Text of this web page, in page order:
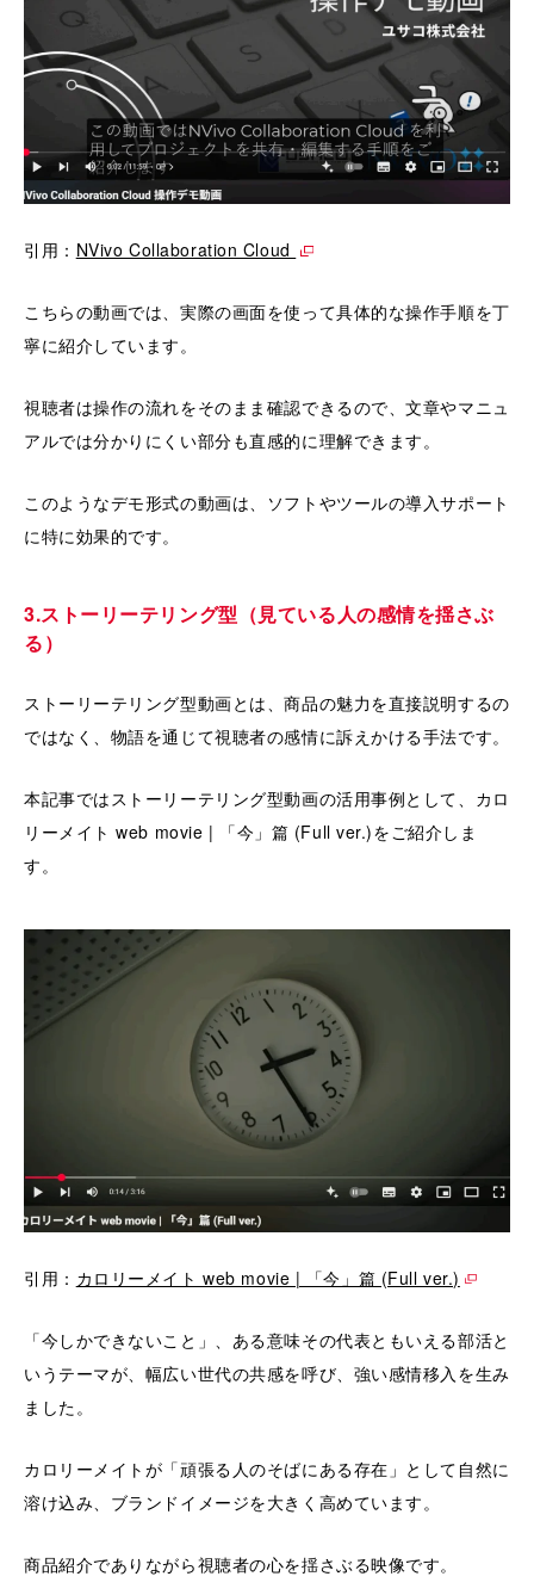
引用： NVivo Collaboration Cloud
こちらの動画では、実際の画面を使って具体的な操作手順を丁
寧に紹介しています。
視聴者は操作の流れをそのまま確認できるので、文章やマニュ
アルでは分かりにくい部分も直感的に理解できます。
このようなデモ形式の動画は、ソフトやツールの導入サポート
に特に効果的です。
3.ストーリーテリング型（見ている人の感情を揺さぶ
る）
ストーリーテリング型動画とは、商品の魅力を直接説明するの
ではなく、物語を通じて視聴者の感情に訴えかける手法です。
本記事ではストーリーテリング型動画の活用事例として、カロ
リーメイト web movie | 「今」篇 (Full ver.)をご紹介しま
す。
引用： カロリーメイト web movie | 「今」篇 (Full ver.)
「今しかできないこと」、ある意味その代表ともいえる部活と
いうテーマが、幅広い世代の共感を呼び、強い感情移入を生み
ました。
カロリーメイトが「頑張る人のそばにある存在」として自然に
溶け込み、ブランドイメージを大きく高めています。
商品紹介でありながら視聴者の心を揺さぶる映像です。